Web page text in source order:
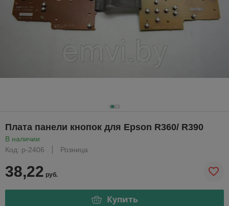
Плата панели кнопок для Epson R360/ R390
В наличии
Код: р-2406
Розница
38,22 руб.
Купить